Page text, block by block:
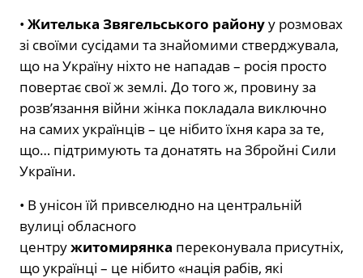
• Жителька Звягельського районуу розмовах
зі своїми сусідами та знайомими стверджувала,
що на Україну ніхто не нападав – росія просто
повертає свої ж землі. До того ж, провину за
розв’язання війни жінка покладала виключно
на самих українців – це нібито їхня кара за те,
що… підтримують та донатять на Збройні Сили
України.
• В унісон їй привселюдно на центральній
вулиці обласного
центружитомирянка переконувала присутніх,
що українці – це нібито «нація рабів, які